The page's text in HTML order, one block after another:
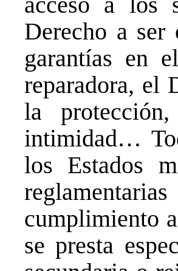
Derecho a
garantías en
reparadora, el
la
intimidad…
los Estados
cumplimiento
se presta